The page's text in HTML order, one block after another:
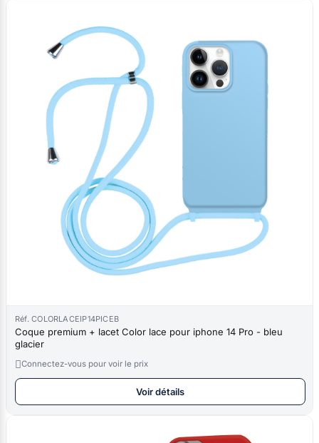
Réf. COLORLACEIP14PICEB
Coque premium + lacet Color lace pour iphone 14 Pro - bleu
glacier
Connectez-vous pour voir le prix
Voir détails